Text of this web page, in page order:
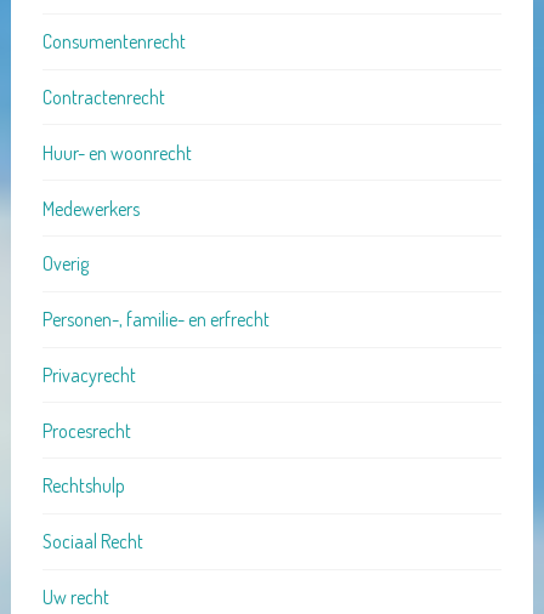
Consumentenrecht
Contractenrecht
Huur- en woonrecht
Medewerkers
Overig
Personen-, familie- en erfrecht
Privacyrecht
Procesrecht
Rechtshulp
Sociaal Recht
Uw recht